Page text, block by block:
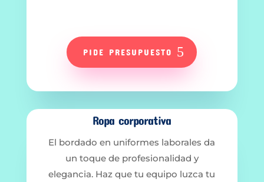
PIDE PRESUPUESTO
Ropa corporativa
El bordado en uniformes laborales da
un toque de profesionalidad y
elegancia. Haz que tu equipo luzca tu